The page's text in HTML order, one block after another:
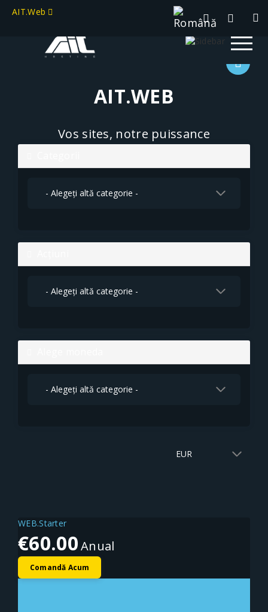
AIT.Web
AIT.WEB
Vos sites, notre puissance
WEB.Starter
€60.00Anual
Comandă Acum